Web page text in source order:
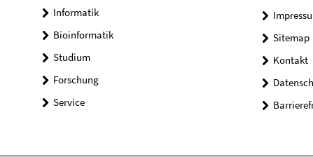
Informatik
Bioinformatik
Studium
Forschung
Service
Sitemap
Kontakt